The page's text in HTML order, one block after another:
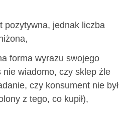
pozytywna, jednak liczba
forma wyrazu swojego
nie wiadomo, czy sklep źle
czy konsument nie był
z tego, co kupił),